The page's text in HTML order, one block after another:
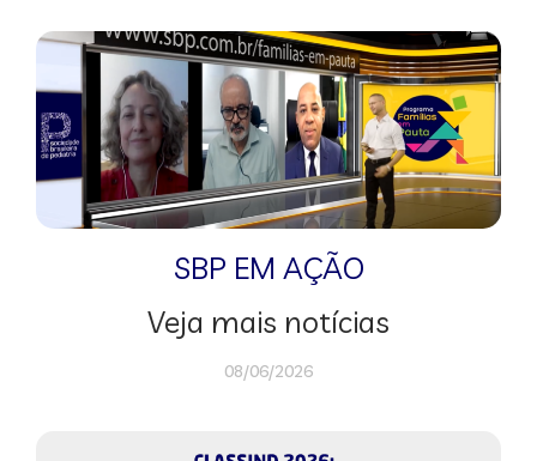
SBP EM AÇÃO
Veja mais notícias
08/06/2026